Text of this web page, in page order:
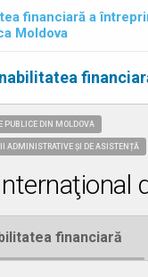
financiară a
Moldova
PUBLICE DIN MOLDOVA
ADMINISTRATIVE ȘI DE ASISTENȚĂ
financiară